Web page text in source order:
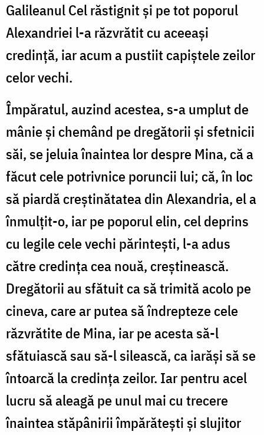
Galileanul Cel răstignit și pe tot poporul
Alexandriei l-a răzvrătit cu aceeași
credință, iar acum a pustiit capiștele zeilor
celor vechi.
Împăratul, auzind acestea, s-a umplut de
mânie și chemând pe dregătorii și sfetnicii
săi, se jeluia înaintea lor despre Mina, că a
făcut cele potrivnice poruncii lui; că, în loc
să piardă creștinătatea din Alexandria, el a
înmulțit-o, iar pe poporul elin, cel deprins
cu legile cele vechi părintești, l-a adus
către credința cea nouă, creștinească.
Dregătorii au sfătuit ca să trimită acolo pe
cineva, care ar putea să îndrepteze cele
răzvrătite de Mina, iar pe acesta să-l
sfătuiască sau să-l silească, ca iarăși să se
întoarcă la credința zeilor. Iar pentru acel
lucru să aleagă pe unul mai cu trecere
înaintea stăpânirii împărătești și slujitor